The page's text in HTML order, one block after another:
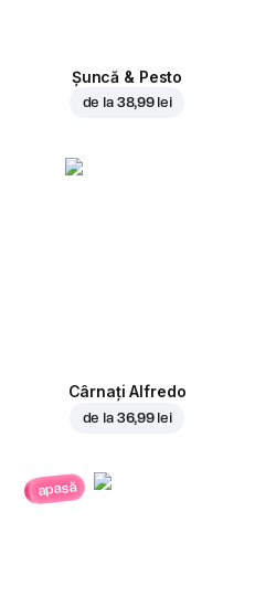
Șuncă & Pesto
de la 38,99 lei
Cârnați Alfredo
de la 36,99 lei
apasă